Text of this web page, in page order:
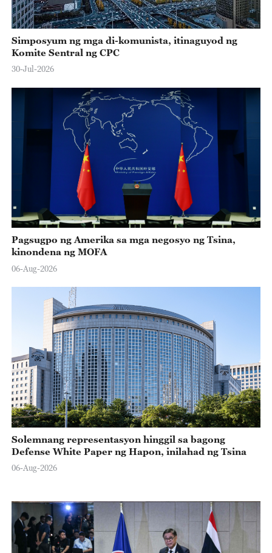
Simposyum ng mga di-komunista, itinaguyod ng
Komite Sentral ng CPC
30-Jul-2026
Pagsugpo ng Amerika sa mga negosyo ng Tsina,
kinondena ng MOFA
06-Aug-2026
Solemnang representasyon hinggil sa bagong
Defense White Paper ng Hapon, inilahad ng Tsina
06-Aug-2026